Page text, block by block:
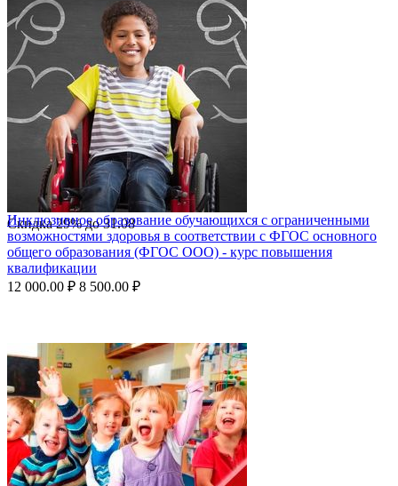
Скидка29%до31.08
Инклюзивное образование обучающихся с ограниченными
возможностями здоровья в соответствии с ФГОС основного
общего образования (ФГОС ООО) - курс повышения
квалификации
12 000.00 ₽ 8 500.00 ₽